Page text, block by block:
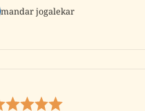
mandar jogalekar